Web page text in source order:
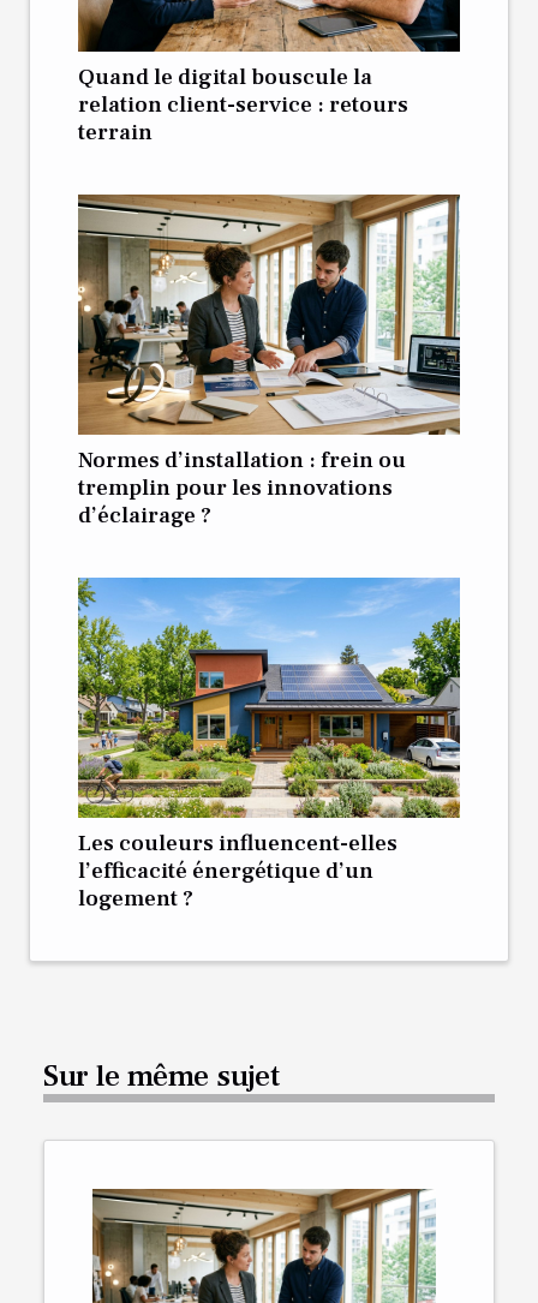
Quand le digital bouscule la
relation client-service : retours
terrain
Normes d’installation : frein ou
tremplin pour les innovations
d’éclairage ?
Les couleurs influencent-elles
l’efficacité énergétique d’un
logement ?
Sur le même sujet